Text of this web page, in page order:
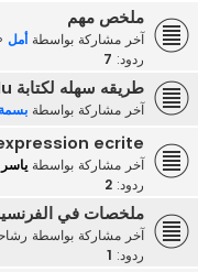
ملخص مهم
آخر مشاركة بواسطةأمل
ردود: 7
طريقه سهله لكتابة le compte rendu
آخر مشاركة بواسطة
ecrite?
آخر مشاركة بواسطة ياسر
ردود: 2
ملخصات في
آخر مشاركة بواسطة
ردود: 1